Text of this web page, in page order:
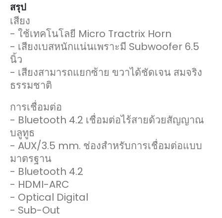
สรุป
เสียง
- ใช้เทคโนโลยี Micro Tractrix Horn
- เสียงเบสหนักแน่นเพราะมี Subwoofer 6.5
นิ้ว
- เสียงสามารถแยกซ้าย ขวาได้ชัดเจน สมจริง
ธรรมชาติ
การเชื่อมต่อ
- Bluetooth 4.2 เชื่อมต่อไร้สายด้วยสัญญาณ
บลูทูธ
- AUX/3.5 mm. ช่องสำหรับการเชื่อมต่อแบบ
มาตรฐาน
- Bluetooth 4.2
- HDMI-ARC
- Optical Digital
- Sub-Out